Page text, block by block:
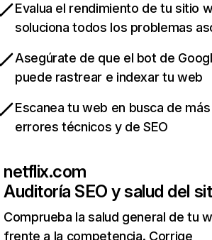
Evalua el rendimiento de tu sitio
soluciona todos los problemas
Asegúrate de que el bot de
puede rastrear e indexar tu web
Escanea tu web en busca de
errores técnicos y de SEO
netflix.com
Auditoría SEO y salud del
Comprueba la salud general de tu
frente a la competencia. Corrige